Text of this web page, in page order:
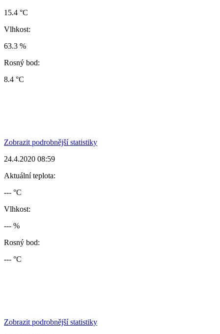
15.4 °C
Vlhkost:
63.3 %
Rosný bod:
8.4 °C
Zobrazit podrobnější statistiky
24.4.2020 08:59
Aktuální teplota:
--- °C
Vlhkost:
--- %
Rosný bod:
--- °C
Zobrazit podrobnější statistiky